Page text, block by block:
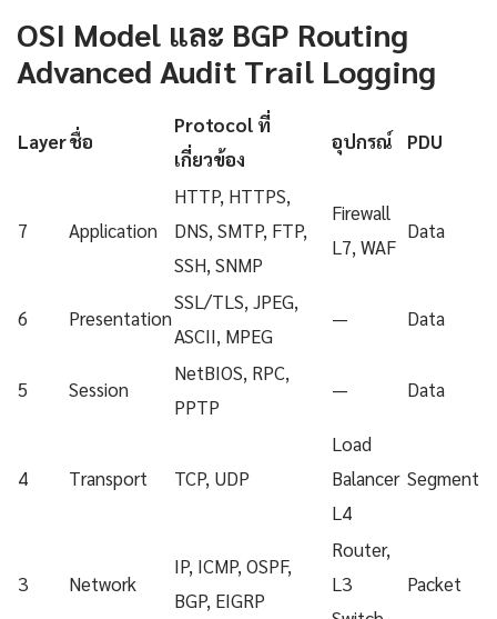
OSI Model และ BGP Routing
Advanced Audit Trail Logging
Layerชื่อ
Protocol ที่
เกี่ยวข้อง
อุปกรณ์ PDU
7 Application
HTTP, HTTPS,
DNS, SMTP, FTP,
SSH, SNMP
Firewall
L7, WAF
Data
6 Presentation
SSL/TLS, JPEG,
ASCII, MPEG
— Data
5 Session
NetBIOS, RPC,
PPTP
— Data
4 Transport TCP, UDP
Load
Balancer
L4
Segment
3 Network
IP, ICMP, OSPF,
BGP, EIGRP
Router,
L3
Packet